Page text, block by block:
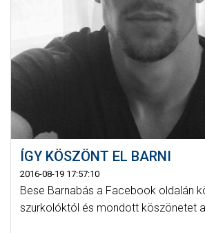
ÍGY KÖSZÖNT EL BARNI
2016-08-19 17:57:10
Bese Barnabás a Facebook oldalán
szurkolóktól és mondott köszönetet a